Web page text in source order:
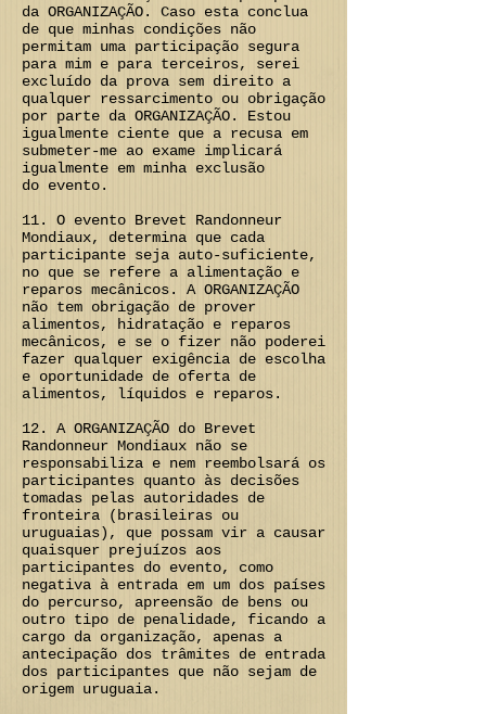
da ORGANIZAÇÃO. Caso esta conclua
de que minhas condições não
permitam uma participação segura
para mim e para terceiros, serei
excluído da prova sem direito a
qualquer ressarcimento ou obrigação
por parte da ORGANIZAÇÃO. Estou
igualmente ciente que a recusa em
submeter-me ao exame implicará
igualmente em minha exclusão
do evento.
11. O evento Brevet Randonneur
Mondiaux, determina que cada
participante seja auto-suficiente,
no que se refere a alimentação e
reparos mecânicos. A ORGANIZAÇÃO
não tem obrigação de prover
alimentos, hidratação e reparos
mecânicos, e se o fizer não poderei
fazer qualquer exigência de escolha
e oportunidade de oferta de
alimentos, líquidos e reparos.
12. A ORGANIZAÇÃO do Brevet
Randonneur Mondiaux não se
responsabiliza e nem reembolsará os
participantes quanto às decisões
tomadas pelas autoridades de
fronteira (brasileiras ou
uruguaias), que possam vir a causar
quaisquer prejuízos aos
participantes do evento, como
negativa à entrada em um dos países
do percurso, apreensão de bens ou
outro tipo de penalidade, ficando a
cargo da organização, apenas a
antecipação dos trâmites de entrada
dos participantes que não sejam de
origem uruguaia.